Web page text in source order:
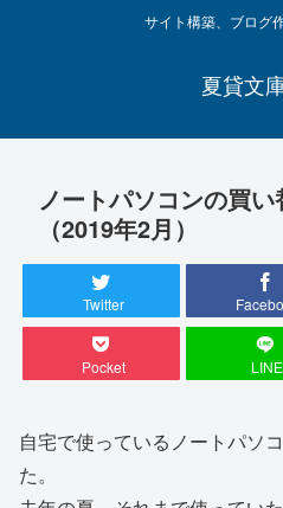
サイト構築、ブログ
夏貸文
ノートパソコンの買
（2019年2月）
Twitter
Pocket LINE
自宅で使っているノートパソ
た。